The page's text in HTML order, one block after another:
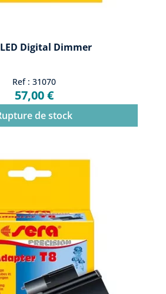
Digital Dimmer
Ref : 31070
57,00 €
de stock